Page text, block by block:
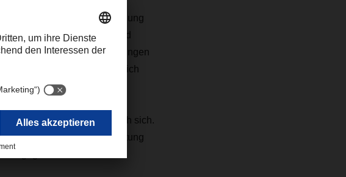
bei der Stückgutverladung
sind Lade- und
Verpackungstouchierungen
Einflüssen handelt es sich
zusätzlichen Aufwand nach sich.
fällt eine weitere Belastung
gegebenenfalls